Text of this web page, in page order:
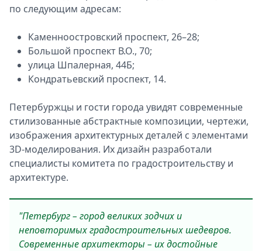
по следующим адресам:
Каменноостровский проспект, 26–28;
Большой проспект В.О., 70;
улица Шпалерная, 44Б;
Кондратьевский проспект, 14.
Петербуржцы и гости города увидят современные
стилизованные абстрактные композиции, чертежи,
изображения архитектурных деталей с элементами
3D-моделирования. Их дизайн разработали
специалисты комитета по градостроительству и
архитектуре.
"Петербург – город великих зодчих и
неповторимых градостроительных шедевров.
Современные архитекторы – их достойные